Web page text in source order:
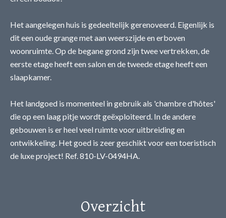
Het aangelegen huis is gedeeltelijk gerenoveerd. Eigenlijk is
dit een oude grange met aan weerszijde en erboven
woonruimte. Op de begane grond zijn twee vertrekken, de
eerste etage heeft een salon en de tweede etage heeft een
slaapkamer.
Het landgoed is momenteel in gebruik als 'chambre d'hôtes'
die op een laag pitje wordt geëxploiteerd. In de andere
gebouwen is er heel veel ruimte voor uitbreiding en
ontwikkeling. Het goed is zeer geschikt voor een toeristisch
de luxe project! Ref. 810-LV-0494HA.
Overzicht